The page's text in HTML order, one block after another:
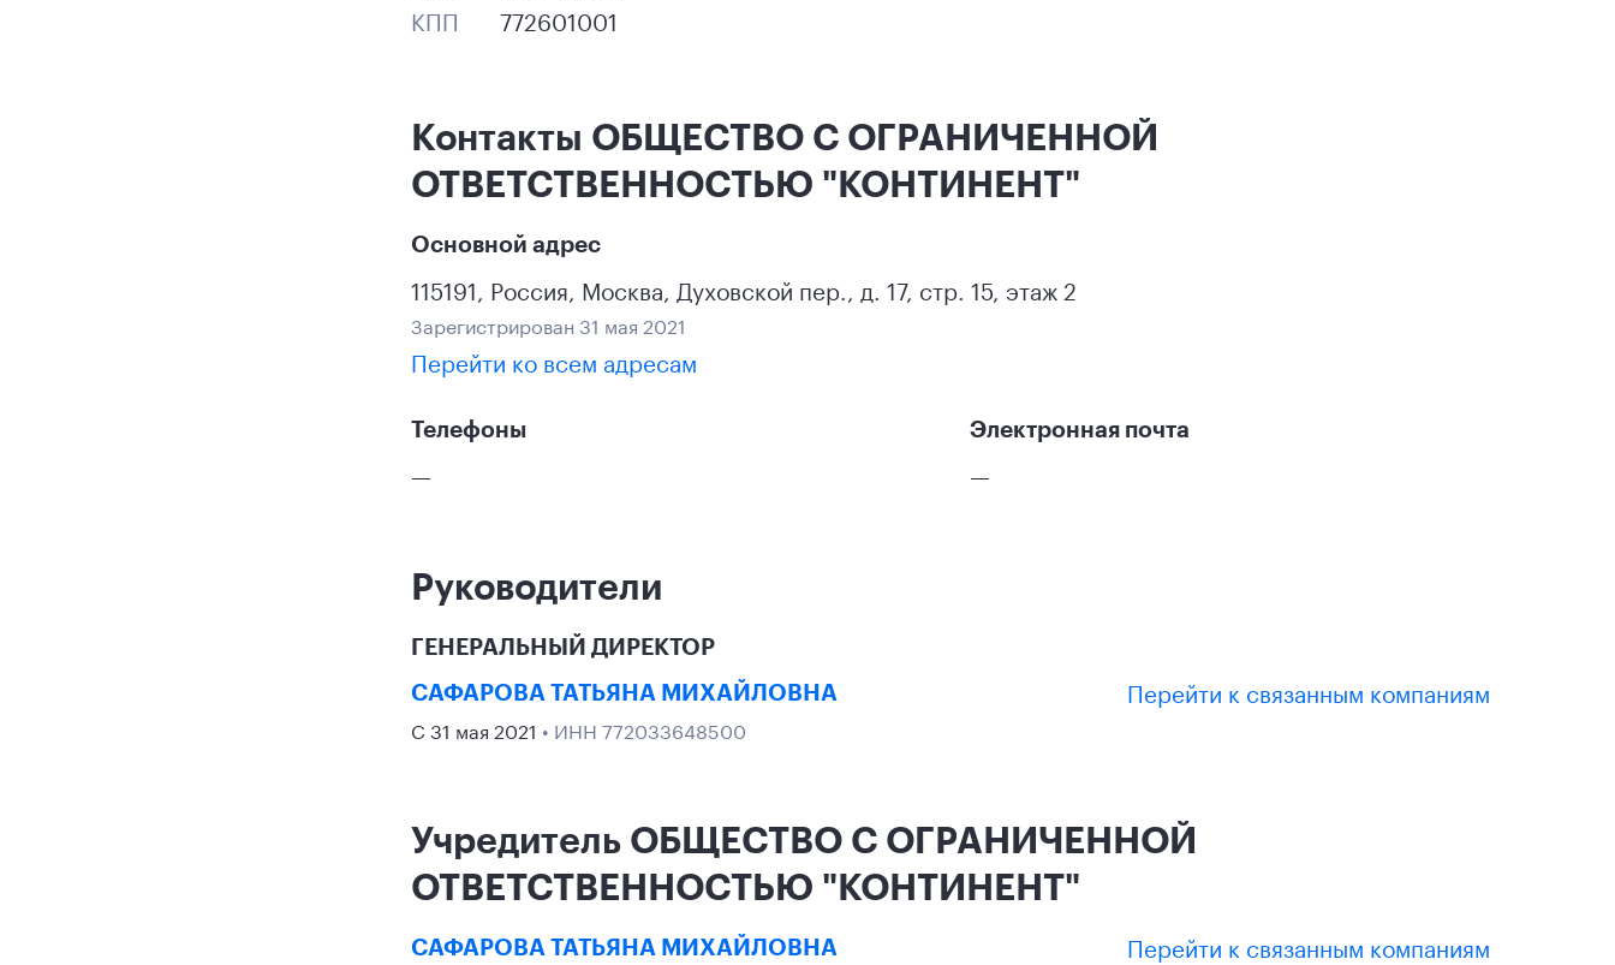
КПП
772601001
Контакты ОБЩЕСТВО С ОГРАНИЧЕННОЙ
ОТВЕТСТВЕННОСТЬЮ "КОНТИНЕНТ"
Основной адрес
115191, Россия, Москва, Духовской пер., д. 17, стр. 15, этаж 2
Зарегистрирован 31 мая 2021
Перейти ко всем адресам
Телефоны
—
Электронная почта
—
Руководители
ГЕНЕРАЛЬНЫЙ ДИРЕКТОР
САФАРОВА ТАТЬЯНА МИХАЙЛОВНА
С 31 мая 2021 • ИНН 772033648500
Перейти к связанным компаниям
Учредитель ОБЩЕСТВО С ОГРАНИЧЕННОЙ
ОТВЕТСТВЕННОСТЬЮ "КОНТИНЕНТ"
САФАРОВА ТАТЬЯНА МИХАЙЛОВНА Перейти к связанным компаниям